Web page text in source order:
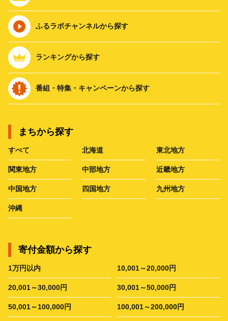
ふるラボチャンネルから探す
ランキングから探す
番組・特集・キャンペーンから探す
まちから探す
すべて 北海道 東北地方
関東地方 中部地方 近畿地方
中国地方 四国地方 九州地方
沖縄
寄付金額から探す
1万円以内 10,001～20,000円
20,001～30,000円 30,001～50,000円
50,001～100,000円 100,001～200,000円